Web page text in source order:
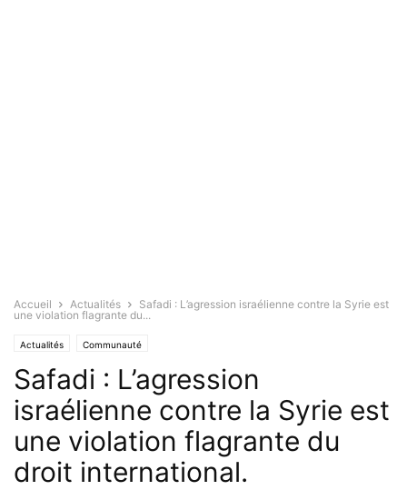
Accueil Actualités
Safadi : L’agression israélienne contre la Syrie est
une violation flagrante du...
Actualités Communauté
Safadi : L’agression
israélienne contre la Syrie est
une violation flagrante du
droit international.